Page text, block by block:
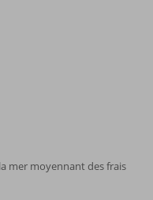
mer moyennant des frais